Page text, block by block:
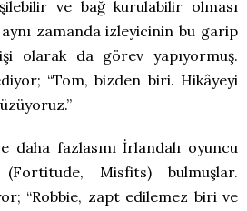
ve bağ kurulabilir olması
zamanda izleyicinin bu garip
olarak da görev yapıyormuş.
“Tom, bizden biri. Hikâyeyi
daha fazlasını İrlandalı oyuncu
(Fortitude, Misfits) bulmuşlar.
“Robbie, zapt edilemez biri ve